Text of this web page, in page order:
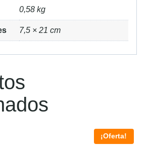
0,58 kg
7,5 × 21 cm
¡Oferta!